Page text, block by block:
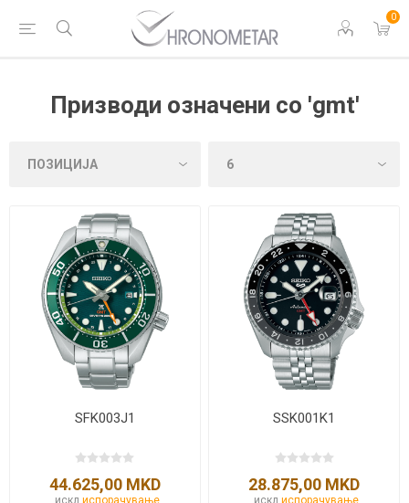
0
Призводи означени со 'gmt'
SFK003J1
44.625,00 MKD
искл. испорачување
SSK001K1
28.875,00 MKD
искл.испорачување